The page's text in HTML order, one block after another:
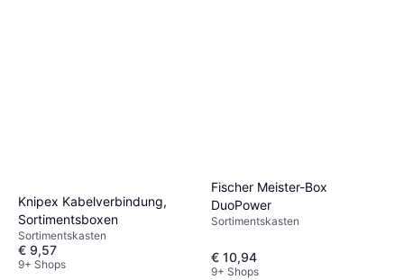
Knipex Kabelverbindung,
Sortimentsboxen
Sortimentskasten
€ 9,57
9+ Shops
Fischer Meister-Box
DuoPower
Sortimentskasten
€ 10,94
9+ Shops